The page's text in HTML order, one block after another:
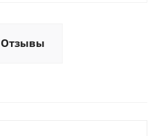
Отзывы